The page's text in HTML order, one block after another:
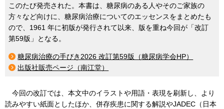
特集・連載 一覧へ
1型ライフ
このたび発売された。本書は、糖尿病のある人やそのご家族の
方々など向けに、糖尿病治療についてのエッセンスをまとめたも
ので、1961 年に初版が発行されて以来、版を重ね今回が「改訂
第59版」となる。
糖尿病治療の手びき2026 改訂第59版（糖尿病学会HP）
出版社販売ページ（南江堂）
今回の改訂では、本文中のイラストや用語・表現を刷新し、より
読みやすい紙面としたほか、併存疾患に関する解説やJADEC（日本